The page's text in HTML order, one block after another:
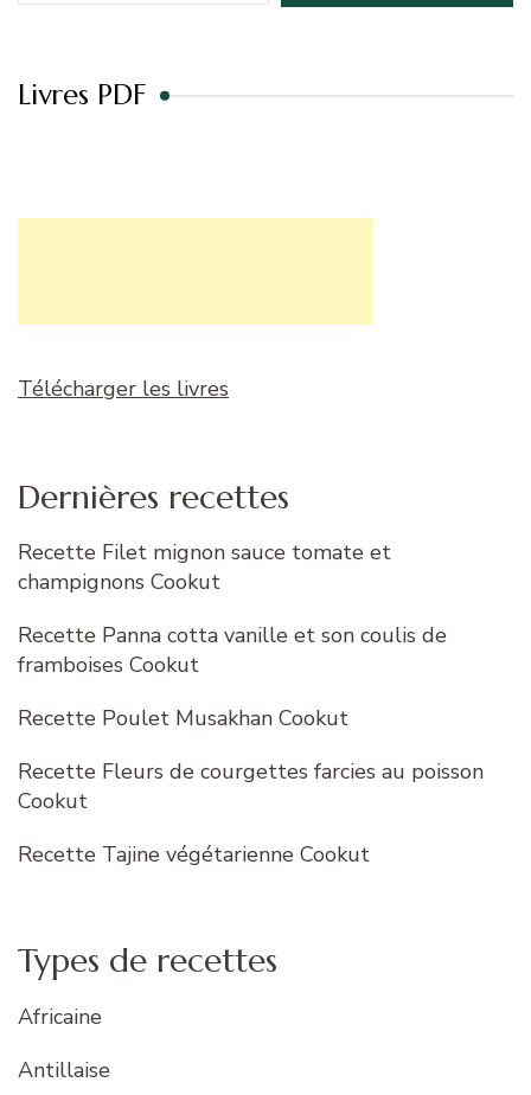
Livres PDF
Télécharger les livres
Dernières recettes
Recette Filet mignon sauce tomate et
champignons Cookut
Recette Panna cotta vanille et son coulis de
framboises Cookut
Recette Poulet Musakhan Cookut
Recette Fleurs de courgettes farcies au poisson
Cookut
Recette Tajine végétarienne Cookut
Types de recettes
Africaine
Antillaise